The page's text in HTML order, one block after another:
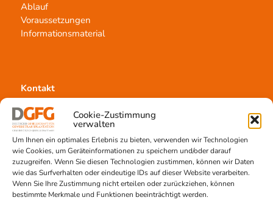
Cookie-Zustimmung
verwalten
Um Ihnen ein optimales Erlebnis zu bieten, verwenden wir Technologien
wie Cookies, um Geräteinformationen zu speichern und/oder darauf
zuzugreifen. Wenn Sie diesen Technologien zustimmen, können wir Daten
wie das Surfverhalten oder eindeutige IDs auf dieser Website verarbeiten.
Wenn Sie Ihre Zustimmung nicht erteilen oder zurückziehen, können
bestimmte Merkmale und Funktionen beeinträchtigt werden.
Ablauf
Voraussetzungen
Informationsmaterial
Kontakt
Team Hannover
Spendestandorte
Vermittlungsstelle